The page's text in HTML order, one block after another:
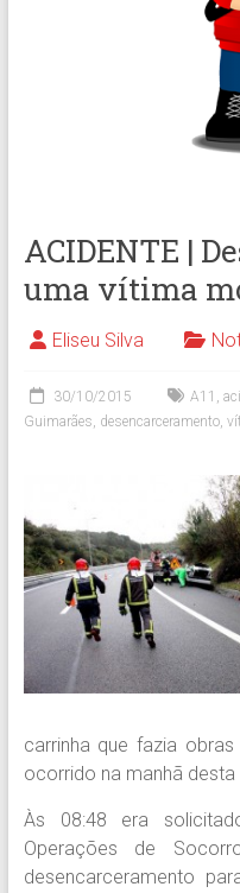
ACIDENTE |
uma vítima
Eliseu Silva
30/10/2015 A11 ,
Guimarães, desencarceramento,
carrinha que fazia
ocorrido na manhã desta
Às 08:48 era
Operações de
desencarceramento